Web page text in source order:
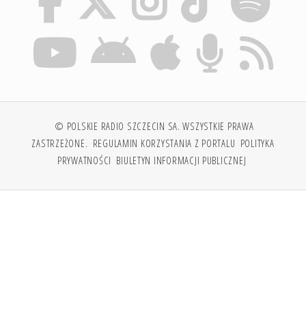
© POLSKIE RADIO SZCZECIN SA. WSZYSTKIE PRAWA
ZASTRZEŻONE. REGULAMIN KORZYSTANIA Z PORTALU POLITYKA
PRYWATNOŚCI BIULETYN INFORMACJI PUBLICZNEJ